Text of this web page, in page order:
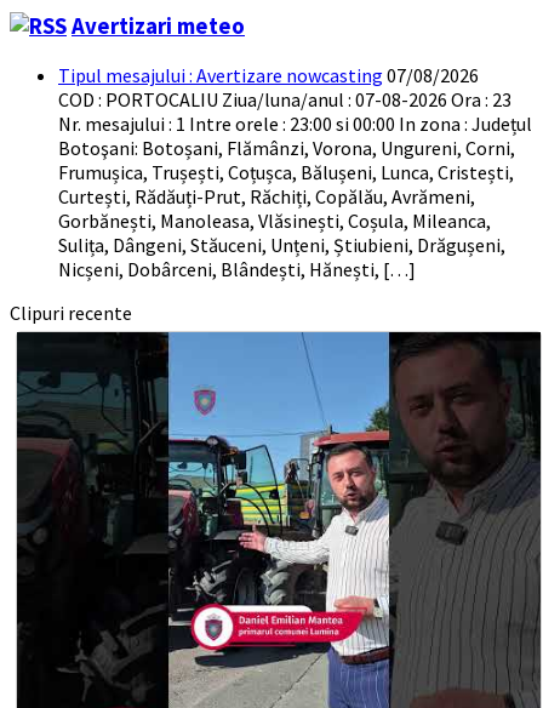
Avertizari meteo
Tipul mesajului : Avertizare nowcasting 07/08/2026
COD : PORTOCALIU Ziua/luna/anul : 07-08-2026 Ora : 23
Nr. mesajului : 1 Intre orele : 23:00 si 00:00 In zona : Județul
Botoşani: Botoșani, Flămânzi, Vorona, Ungureni, Corni,
Frumușica, Trușești, Coțușca, Bălușeni, Lunca, Cristești,
Curtești, Rădăuți-Prut, Răchiți, Copălău, Avrămeni,
Gorbănești, Manoleasa, Vlăsinești, Coșula, Mileanca,
Sulița, Dângeni, Stăuceni, Unțeni, Știubieni, Drăgușeni,
Nicșeni, Dobârceni, Blândești, Hănești, […]
Clipuri recente